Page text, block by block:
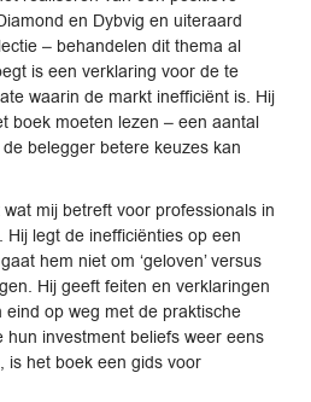
en Dybvig en uiteraard
– behandelen dit thema al
is een verklaring voor de te
waarin de markt inefficiënt is. Hij
boek moeten lezen – een aantal
belegger betere keuzes kan
mij betreft voor professionals in
legt de inefficiënties op een
hem niet om ‘geloven’ versus
Hij geeft feiten en verklaringen
op weg met de praktische
hun investment beliefs weer eens
is het boek een gids voor